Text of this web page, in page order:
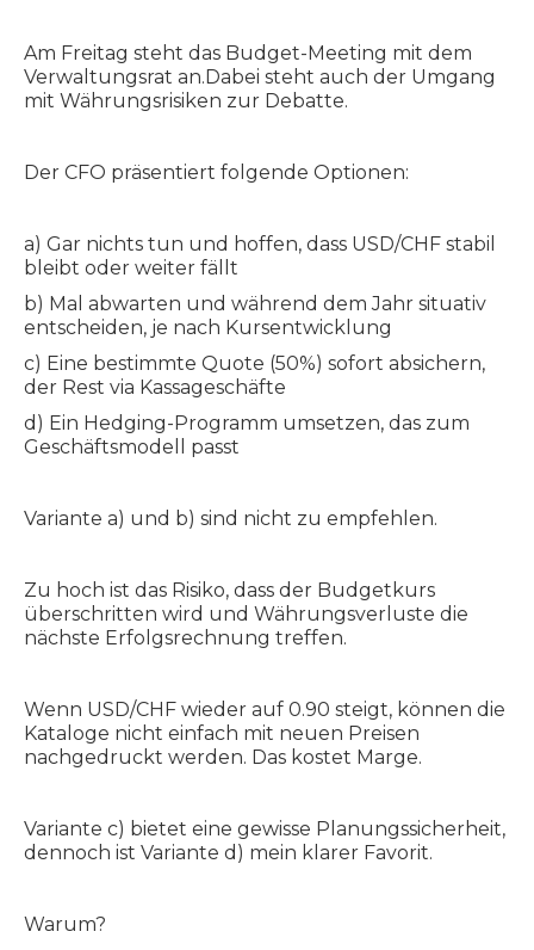
Am Freitag steht das Budget-Meeting mit dem
Verwaltungsrat an.Dabei steht auch der Umgang
mit Währungsrisiken zur Debatte.
Der CFO präsentiert folgende Optionen:
a) Gar nichts tun und hoffen, dass USD/CHF stabil
bleibt oder weiter fällt
b) Mal abwarten und während dem Jahr situativ
entscheiden, je nach Kursentwicklung
c) Eine bestimmte Quote (50%) sofort absichern,
der Rest via Kassageschäfte
d) Ein Hedging-Programm umsetzen, das zum
Geschäftsmodell passt
Variante a) und b) sind nicht zu empfehlen.
Zu hoch ist das Risiko, dass der Budgetkurs
überschritten wird und Währungsverluste die
nächste Erfolgsrechnung treffen.
Wenn USD/CHF wieder auf 0.90 steigt, können die
Kataloge nicht einfach mit neuen Preisen
nachgedruckt werden. Das kostet Marge.
Variante c) bietet eine gewisse Planungssicherheit,
dennoch ist Variante d) mein klarer Favorit.
Warum?